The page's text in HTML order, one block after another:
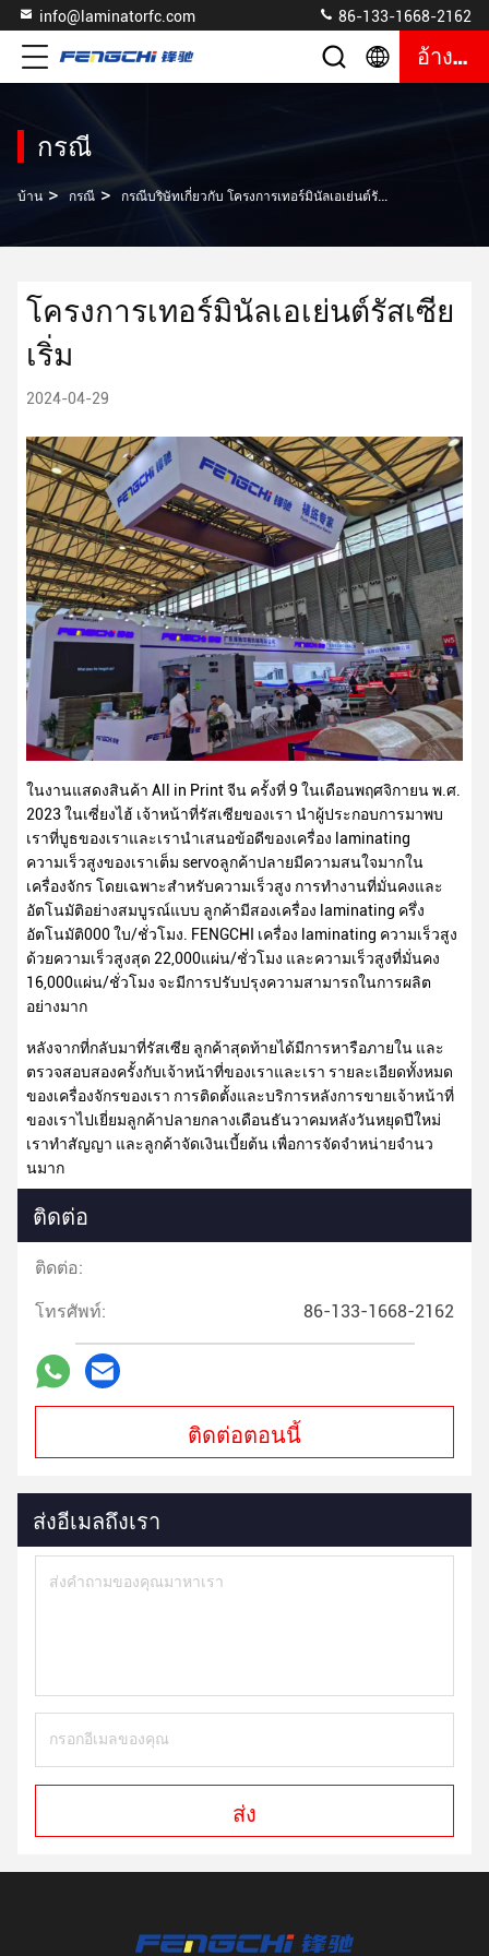
info@laminatorfc.com 86-133-1668-2162
อ้างอิง
กรณี
บ้าน > กรณี > กรณีบริษัทเกี่ยวกับ โครงการเทอร์มินัลเอเย่นต์รัสเซียเริ่ม
โครงการเทอร์มินัลเอเย่นต์รัสเซีย
เริ่ม
2024-04-29
ในงานแสดงสินค้า All in Print จีน ครั้งที่ 9 ในเดือนพฤศจิกายน พ.ศ.
2023 ในเซี่ยงไฮ้ เจ้าหน้าที่รัสเซียของเรา นําผู้ประกอบการมาพบ
เราที่บูธของเราและเรานําเสนอข้อดีของเครื่อง laminating
ความเร็วสูงของเราเต็ม servoลูกค้าปลายมีความสนใจมากใน
เครื่องจักร โดยเฉพาะสําหรับความเร็วสูง การทํางานที่มั่นคงและ
อัตโนมัติอย่างสมบูรณ์แบบ ลูกค้ามีสองเครื่อง laminating ครึ่ง
อัตโนมัติ000 ใบ/ชั่วโมง. FENGCHI เครื่อง laminating ความเร็วสูง
ด้วยความเร็วสูงสุด 22,000แผ่น/ชั่วโมง และความเร็วสูงที่มั่นคง
16,000แผ่น/ชั่วโมง จะมีการปรับปรุงความสามารถในการผลิต
อย่างมาก
หลังจากที่กลับมาที่รัสเซีย ลูกค้าสุดท้ายได้มีการหารือภายใน และ
ตรวจสอบสองครั้งกับเจ้าหน้าที่ของเราและเรา รายละเอียดทั้งหมด
ของเครื่องจักรของเรา การติดตั้งและบริการหลังการขายเจ้าหน้าที่
ของเราไปเยี่ยมลูกค้าปลายกลางเดือนธันวาคมหลังวันหยุดปีใหม่
เราทําสัญญา และลูกค้าจัดเงินเบี้ยต้น เพื่อการจัดจําหน่ายจํานว
นมาก
ติดต่อ
ติดต่อ:
โทรศัพท์: 86-133-1668-2162
ติดต่อตอนนี้
ส่งอีเมลถึงเรา
ส่ง